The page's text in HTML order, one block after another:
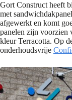
Gort Construct heeft
met
afgewerkt en komt
panelen zijn voorzien
kleur Terracotta. Op
onderhoudsvrije